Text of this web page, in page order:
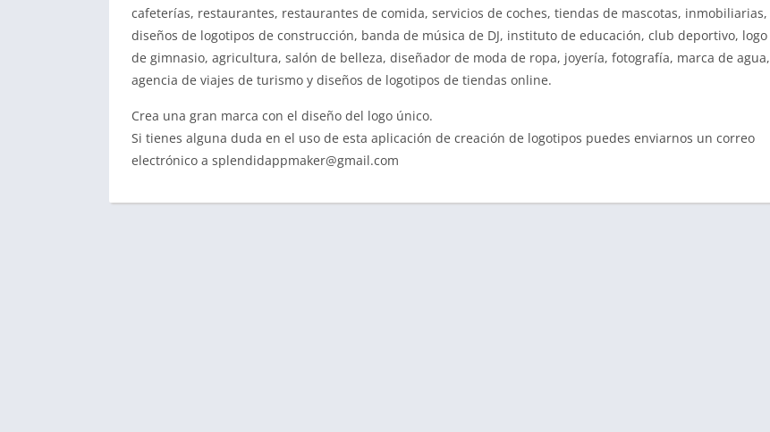
cafeterías, restaurantes, restaurantes de comida, servicios de coches, tiendas de mascotas, inmobiliarias,
diseños de logotipos de construcción, banda de música de DJ, instituto de educación, club deportivo, logo
de gimnasio, agricultura, salón de belleza, diseñador de moda de ropa, joyería, fotografía, marca de agua,
agencia de viajes de turismo y diseños de logotipos de tiendas online.
Crea una gran marca con el diseño del logo único.
Si tienes alguna duda en el uso de esta aplicación de creación de logotipos puedes enviarnos un correo
electrónico a splendidappmaker@gmail.com